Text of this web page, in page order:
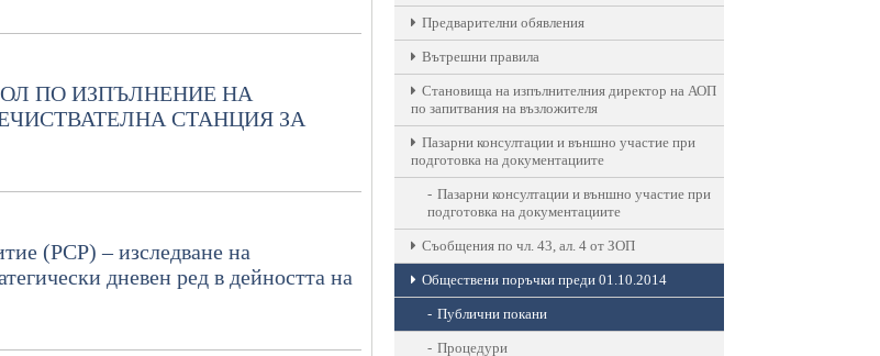
ПО ИЗПЪЛНЕНИЕ НА
СТАНЦИЯ ЗА
(РСР) – изследване на
дневен ред в дейността на
Предварителни обявления
Вътрешни правила
Становища на изпълнителния директор на АОП
по запитвания на възложителя
Пазарни консултации и външно участие при
подготовка на документациите
Пазарни консултации и външно участие при
подготовка на документациите
Съобщения по чл. 43, ал. 4 от ЗОП
Обществени поръчки преди 01.10.2014
Публични покани
Процедури